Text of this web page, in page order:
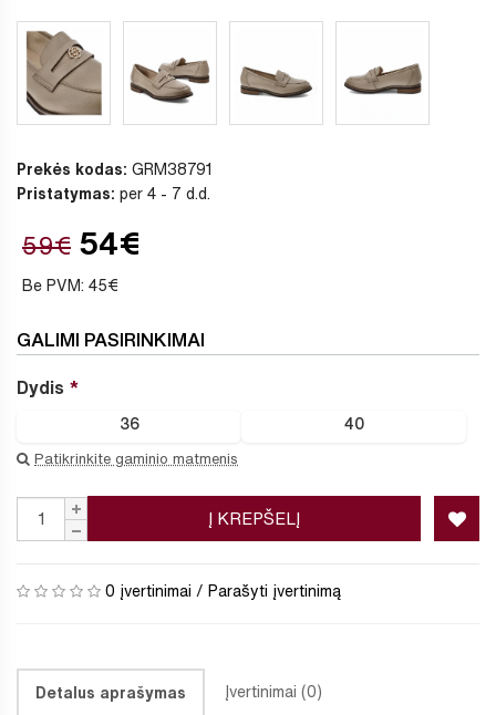
Prekės kodas: GRM38791
Pristatymas: per 4 - 7 d.d.
59€ 54€
Be PVM: 45€
GALIMI PASIRINKIMAI
Dydis
36 40
Patikrinkite gaminio matmenis
Į KREPŠELĮ
0 įvertinimai / Parašyti įvertinimą
Detalus aprašymas Įvertinimai (0)